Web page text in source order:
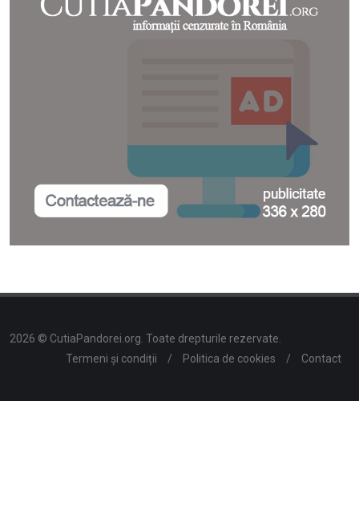
2026 © CutiaPandorei.org. Toate drepturile rezervate.
Termeni și condiții
/ Politica de cookies / Contact